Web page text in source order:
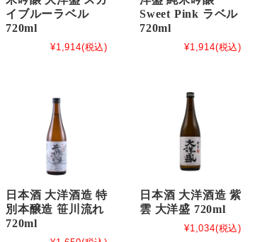
イブルーラベル
720ml
¥1,914(税込)
Sweet Pink ラベル
720ml
¥1,914(税込)
日本酒 大洋酒造 特
別本醸造 笹川流れ
720ml
日本酒 大洋酒造 紫
雲 大洋盛 720ml
¥1,034(税込)